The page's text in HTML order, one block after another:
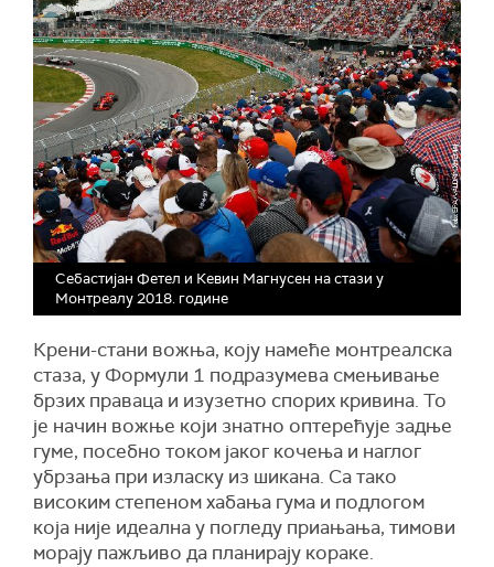
Себастијан Фетел и Кевин Магнусен на стази у
Монтреалу 2018. године
Крени-стани вожња, коју намеће монтреалска
стаза, у Формули 1 подразумева смењивање
брзих праваца и изузетно спорих кривина. То
је начин вожње који знатно оптерећује задње
гуме, посебно током јаког кочења и наглог
убрзања при изласку из шикана. Са тако
високим степеном хабања гума и подлогом
која није идеална у погледу приањања, тимови
морају пажљиво да планирају кораке.